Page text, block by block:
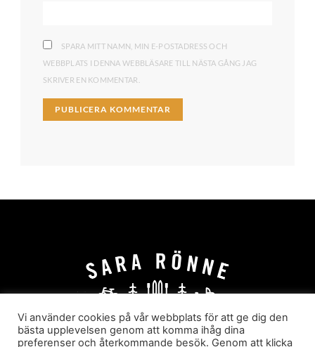
SPARA MITT NAMN, MIN E-POSTADRESS OCH
WEBBPLATS I DENNA WEBBLÄSARE TILL NÄSTA GÅNG JAG
SKRIVER EN KOMMENTAR.
Vi använder cookies på vår webbplats för att ge dig den
bästa upplevelsen genom att komma ihåg dina
preferenser och återkommande besök. Genom att klicka